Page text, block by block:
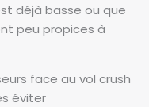
déjà basse ou que
peu propices à
face au vol crush
éviter